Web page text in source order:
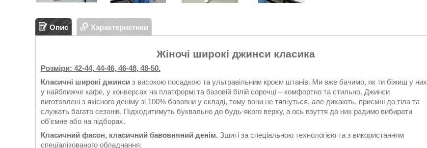
Опис Характеристики
Жіночі широкі джинси класика
Розміри: 42-44, 44-46, 46-48, 48-50.
Класичні широкі джинси з високою посадкою та ультравільним кроєм штанів. Ми вже бачимо, як ти біжиш у них
у найближче кафе, у конверсах на платформі та базовій білій сорочці – комфортно та стильно. Джинси
виготовлені з якісного деніму зі 100% бавовни у складі, тому вони не тягнуться, але дихають, приємні до тіла та
служать багато сезонів. Підходитимуть буквально до будь-якого верху, а ось взуття до них радимо вибирати
об'ємне або на підборах.
Класичний фасон, класичний бавовняний денім. Зшиті за спеціальною технологією та з використанням
спеціалізованого обладнання: